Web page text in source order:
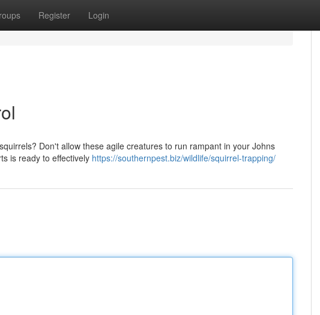
Register Login
Don't allow these agile creatures to run rampant in your Johns
is ready to effectively https://southernpest.biz/wildlife/squirrel-trapping/